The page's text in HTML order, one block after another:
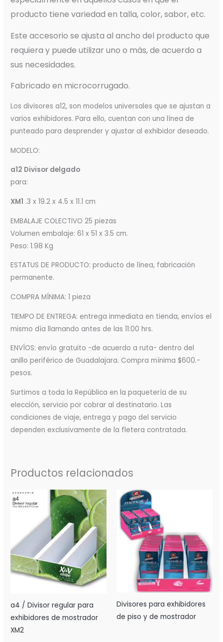
producto tiene variedad en talla, color, sabor, etc.
Este accesorio se ajusta al ancho del producto que
requiera y puede utilizar uno o más, de acuerdo a
sus necesidades.
Fabricado en microcorrugado.
Los divisores a12, son modelos universales que se ajustan a
varios exhibidores. Para ello, cuentan con una línea de
punteado para desprender y ajustar al exhibidor deseado.
MODELO:
a12 Divisor delgado
para:
XM1 .3 x 19.2 x 4.5 x 11.1 cm
EMBALAJE COLECTIVO 25 piezas
Volumen embalaje: 61 x 51 x 3.5 cm.
Peso: 1.98 Kg
ESTATUS DE PRODUCTO: producto de línea, fabricación
permanente.
COMPRA MÍNIMA: 1 pieza
TIEMPO DE ENTREGA: entrega inmediata en tienda, envíos el
mismo día llamando antes de las 11:00 hrs.
ENVÍOS: envío gratuito -de acuerdo a ruta- dentro del
anillo periférico de Guadalajara. Compra mínima $600.-
pesos.
Surtimos a toda la República en la paquetería de su
elección, servicio por cobrar al destinatario. Las
condiciones de viaje, entrega y pago del servicio
dependen exclusivamente de la fletera contratada.
Productos relacionados
a4 / Divisor regular para
exhibidores de mostrador
XM2
Divisores para exhibidores
de piso y de mostrador